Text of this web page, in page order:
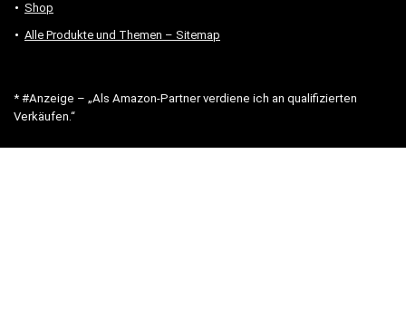
Shop
Alle Produkte und Themen – Sitemap
* #Anzeige – „Als Amazon-Partner verdiene ich an qualifizierten
Verkäufen.“